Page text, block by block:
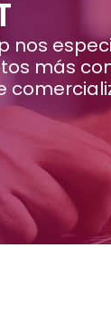
nos
más